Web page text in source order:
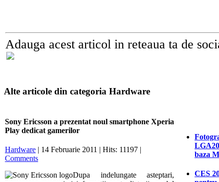
Adauga acest articol in reteaua ta de
Alte articole din categoria Hardware
Sony Ericsson a prezentat noul smartphone Xperia
Play dedicat gamerilor
Hardware | 14 Februarie 2011 | Hits: 11197 |
Comments
Dupa indelungate asteptari,
baza
CES